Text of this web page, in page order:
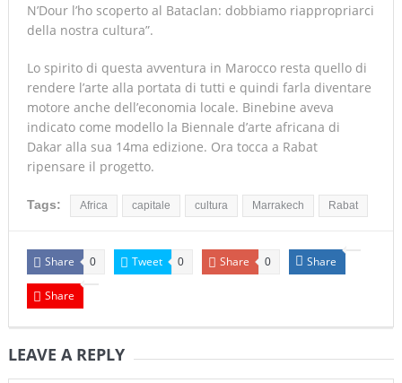
N’Dour l’ho scoperto al Bataclan: dobbiamo riappropriarci
della nostra cultura”.
Lo spirito di questa avventura in Marocco resta quello di
rendere l’arte alla portata di tutti e quindi farla diventare
motore anche dell’economia locale. Binebine aveva
indicato come modello la Biennale d’arte africana di
Dakar alla sua 14ma edizione. Ora tocca a Rabat
ripensare il progetto.
Tags: Africa capitale cultura Marrakech Rabat
Share 0 Tweet 0 Share 0 Share
Share
LEAVE A REPLY